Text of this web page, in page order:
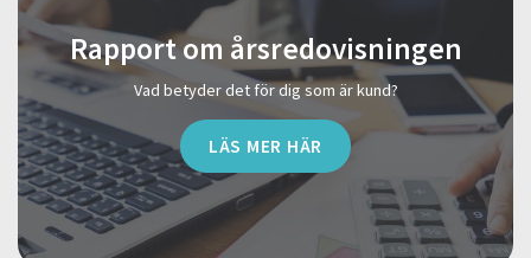
Rapport om årsredovisningen
Vad betyder det för dig som är kund?
LÄS MER HÄR